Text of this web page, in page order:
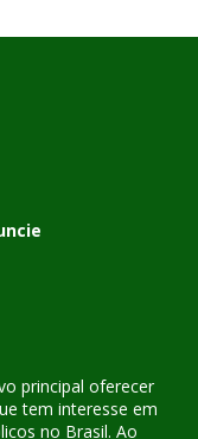
principal oferecer
tem interesse em
no Brasil. Ao